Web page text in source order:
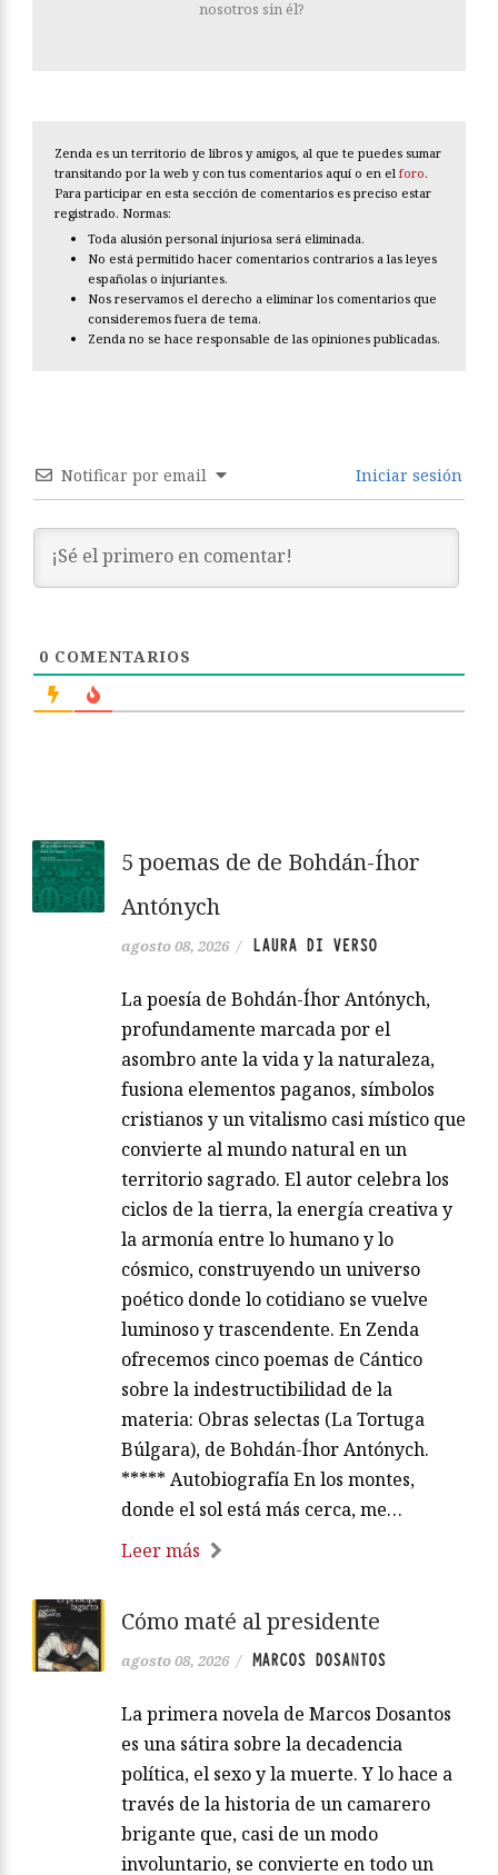
nosotros sin él?
Zenda es un territorio de libros y amigos, al que te puedes sumar
transitando por la web y con tus comentarios aquí o en el foro.
Para participar en esta sección de comentarios es preciso estar
registrado. Normas:
Toda alusión personal injuriosa será eliminada.
No está permitido hacer comentarios contrarios a las leyes
españolas o injuriantes.
Nos reservamos el derecho a eliminar los comentarios que
consideremos fuera de tema.
Zenda no se hace responsable de las opiniones publicadas.
Notificar por email Iniciar sesión
0 COMENTARIOS
5 poemas de de Bohdán-Íhor
Antónych
agosto 08, 2026 / LAURA DI VERSO
La poesía de Bohdán-Íhor Antónych,
profundamente marcada por el
asombro ante la vida y la naturaleza,
fusiona elementos paganos, símbolos
cristianos y un vitalismo casi místico que
convierte al mundo natural en un
territorio sagrado. El autor celebra los
ciclos de la tierra, la energía creativa y
la armonía entre lo humano y lo
cósmico, construyendo un universo
poético donde lo cotidiano se vuelve
luminoso y trascendente. En Zenda
ofrecemos cinco poemas de Cántico
sobre la indestructibilidad de la
materia: Obras selectas (La Tortuga
Búlgara), de Bohdán-Íhor Antónych.
***** Autobiografía En los montes,
donde el sol está más cerca, me…
Leer más
Cómo maté al presidente
agosto 08, 2026 / MARCOS DOSANTOS
La primera novela de Marcos Dosantos
es una sátira sobre la decadencia
política, el sexo y la muerte. Y lo hace a
través de la historia de un camarero
brigante que, casi de un modo
involuntario, se convierte en todo un